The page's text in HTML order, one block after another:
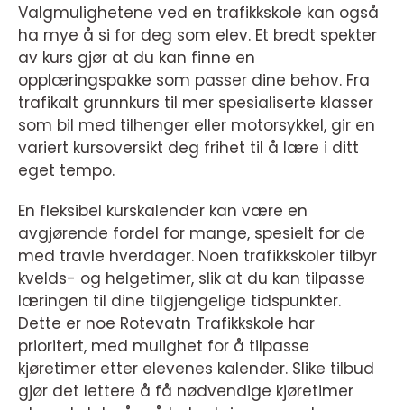
Valgmulighetene ved en trafikkskole kan også
ha mye å si for deg som elev. Et bredt spekter
av kurs gjør at du kan finne en
opplæringspakke som passer dine behov. Fra
trafikalt grunnkurs til mer spesialiserte klasser
som bil med tilhenger eller motorsykkel, gir en
variert kursoversikt deg frihet til å lære i ditt
eget tempo.
En fleksibel kurskalender kan være en
avgjørende fordel for mange, spesielt for de
med travle hverdager. Noen trafikkskoler tilbyr
kvelds- og helgetimer, slik at du kan tilpasse
læringen til dine tilgjengelige tidspunkter.
Dette er noe Rotevatn Trafikkskole har
prioritert, med mulighet for å tilpasse
kjøretimer etter elevenes kalender. Slike tilbud
gjør det lettere å få nødvendige kjøretimer